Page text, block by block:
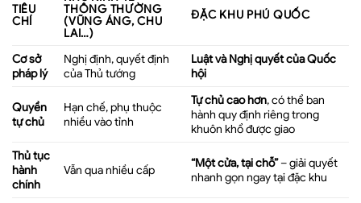
TIÊU
CHÍ
THÔNG THƯỜNG
(VŨNG ÁNG, CHU
LAI…)
ĐẶC KHU PHÚ QUỐC
Cơ sở
pháp lý
Nghị định, quyết định
của Thủ tướng
Luật và Nghị quyết của Quốc
hội
Quyền
tự chủ
Hạn chế, phụ thuộc
nhiều vào tỉnh
Tự chủ cao hơn, có thể ban
hành quy định riêng trong
khuôn khổ được giao
Thủ tục
hành
chính
Vẫn qua nhiều cấp “Một cửa, tại chỗ”– giải quyết
nhanh gọn ngay tại đặc khu